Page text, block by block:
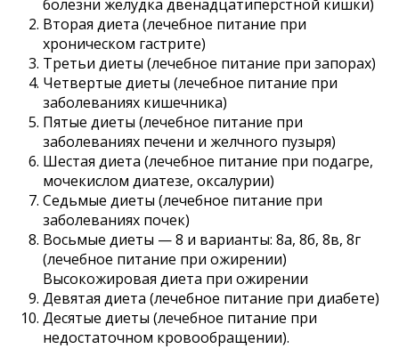
болезни желудка двенадцатиперстной кишки)
Вторая диета (лечебное питание при
хроническом гастрите)
Третьи диеты (лечебное питание при запорах)
Четвертые диеты (лечебное питание при
заболеваниях кишечника)
Пятые диеты (лечебное питание при
заболеваниях печени и желчного пузыря)
Шестая диета (лечебное питание при подагре,
мочекислом диатезе, оксалурии)
Седьмые диеты (лечебное питание при
заболеваниях почек)
Восьмые диеты — 8 и варианты: 8а, 8б, 8в, 8г
(лечебное питание при ожирении)
Высокожировая диета при ожирении
Девятая диета (лечебное питание при диабете)
Десятые диеты (лечебное питание при
недостаточном кровообращении).